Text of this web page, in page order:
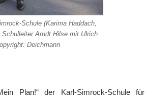
Schule (Karima Haddach,
Arndt Hilse mit Ulrich
Deichmann
Plan!“ der Karl-Simrock-Schule für